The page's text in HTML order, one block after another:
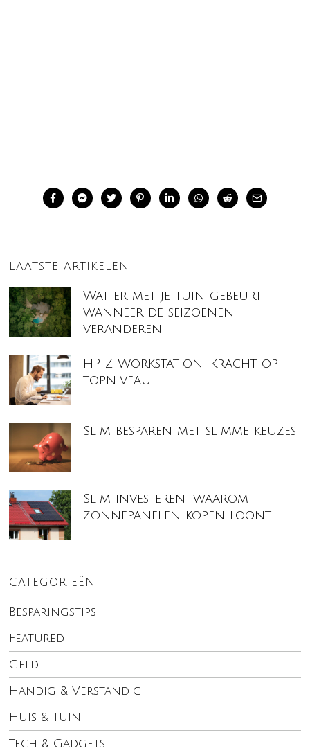
LAATSTE ARTIKELEN
Wat er met je tuin gebeurt
wanneer de seizoenen
veranderen
HP Z Workstation: kracht op
topniveau
Slim besparen met slimme keuzes
Slim investeren: waarom
zonnepanelen kopen loont
CATEGORIEËN
Besparingstips
Featured
Geld
Handig & Verstandig
Huis & Tuin
Tech & Gadgets